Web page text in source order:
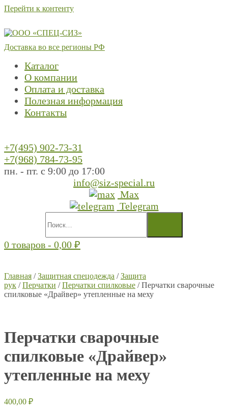
Перейти к контенту
Доставка во все регионы РФ
Каталог
О компании
Оплата и доставка
Полезная информация
Контакты
+7(495) 902-73-31
+7(968) 784-73-95
пн. - пт. с 9:00 до 17:00
info@siz-special.ru
Max
Telegram
0 товаров - 0,00 ₽
Главная /Защитная спецодежда /Защита
рук /Перчатки /Перчатки спилковые / Перчатки сварочные
спилковые «Драйвер» утепленные на меху
Перчатки сварочные
спилковые «Драйвер»
утепленные на меху
400,00 ₽